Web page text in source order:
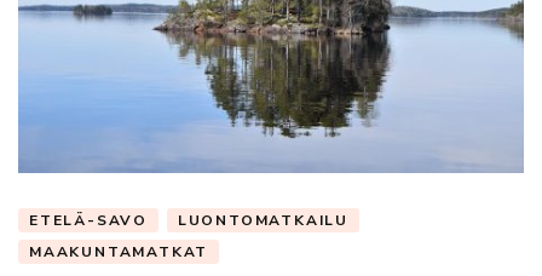
ETELÄ-SAVO
LUONTOMATKAILU
MAAKUNTAMATKAT